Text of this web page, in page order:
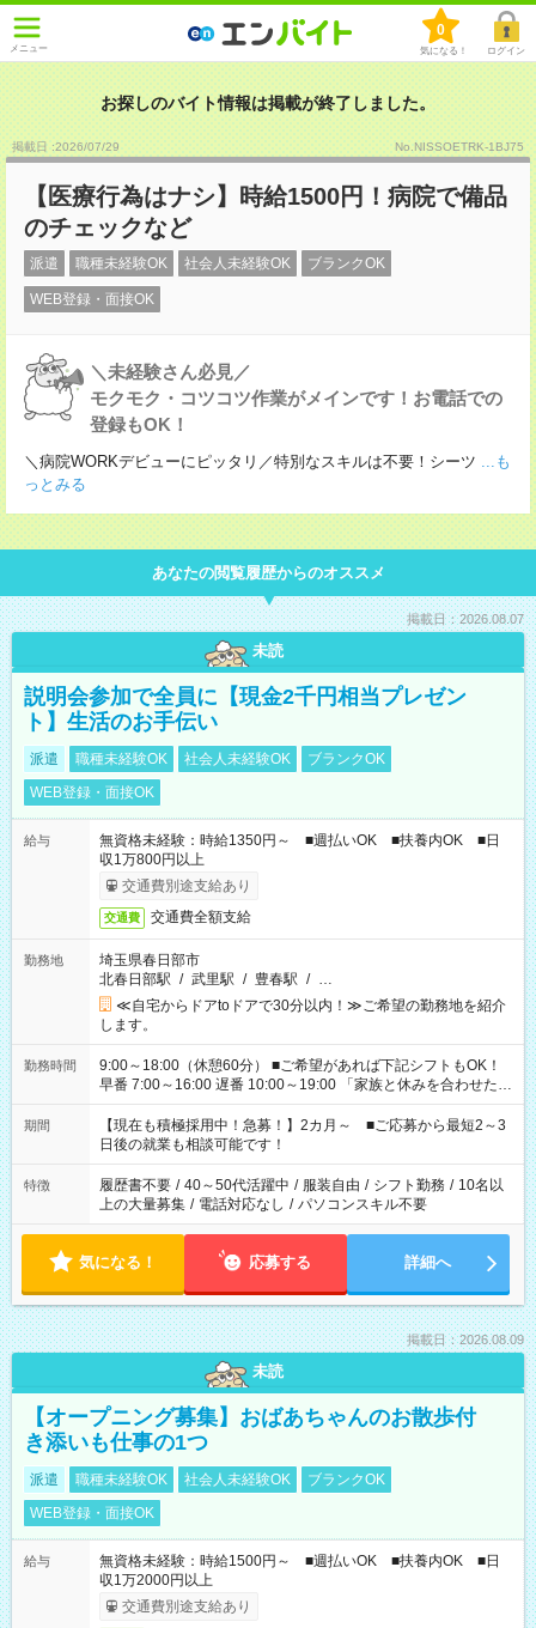
メニュー
0
気になる！ ログイン
お探しのバイト情報は掲載が終了しました。
掲載日 :2026/07/29 No.NISSOETRK-1BJ75
【医療行為はナシ】時給1500円！病院で備品
のチェックなど
派遣 職種未経験OK 社会人未経験OK ブランクOK
WEB登録・面接OK
＼未経験さん必見／
モクモク・コツコツ作業がメインです！お電話での
登録もOK！
＼病院WORKデビューにピッタリ／特別なスキルは不要！シーツ ...も
っとみる
あなたの閲覧履歴からのオススメ
掲載日：2026.08.07
未読
説明会参加で全員に【現金2千円相当プレゼン
ト】生活のお手伝い
派遣 職種未経験OK 社会人未経験OK
ブランクOK
WEB登録・面接OK
給与
無資格未経験：時給1350円～ ■週払いOK ■扶養内OK ■日
収1万800円以上
交通費別途支給あり
交通費 交通費全額支給
勤務地
埼玉県春日部市
北春日部駅 / 武里駅 / 豊春駅 / …
≪自宅からドアtoドアで30分以内！≫ご希望の勤務地を紹介
します。
勤務時間
9:00～18:00（休憩60分） ■ご希望があれば下記シフトもOK！
早番 7:00～16:00 遅番 10:00～19:00 「家族と休みを合わせた
い」 「余裕を持って夕飯の準備がしたい」 「できれば残業はし
たくない」 など、ご希望を教えてくださいね。 ※Wワーク希望
の方へ 今ご覧のお仕事で希望する勤務時間と、もう1つのお仕事
の勤務時間。 合計で週40時間を超える場合は応募できません。
期間
【現在も積極採用中！急募！】2カ月～ ■ご応募から最短2～3
日後の就業も相談可能です！
特徴 履歴書不要 / 40～50代活躍中 / 服装自由 / シフト勤務 / 10名以
上の大量募集 / 電話対応なし / パソコンスキル不要
気になる！ 応募する 詳細へ
掲載日：2026.08.09
未読
【オープニング募集】おばあちゃんのお散歩付
き添いも仕事の1つ
派遣 職種未経験OK 社会人未経験OK
ブランクOK
WEB登録・面接OK
給与
無資格未経験：時給1500円～ ■週払いOK ■扶養内OK ■日
収1万2000円以上
交通費別途支給あり